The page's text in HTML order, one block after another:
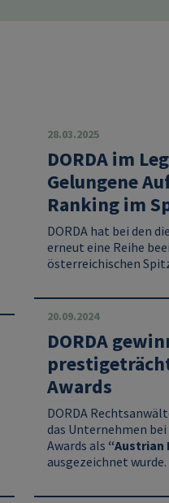
28.03.2025
DORDA im
Gelungene
Ranking im
DORDA hat bei den
erneut eine Reihe
österreichischen
20.09.2024
DORDA
Awards
DORDA
das Unternehmen bei
Awards als “Austrian
ausgezeichnet wurde.